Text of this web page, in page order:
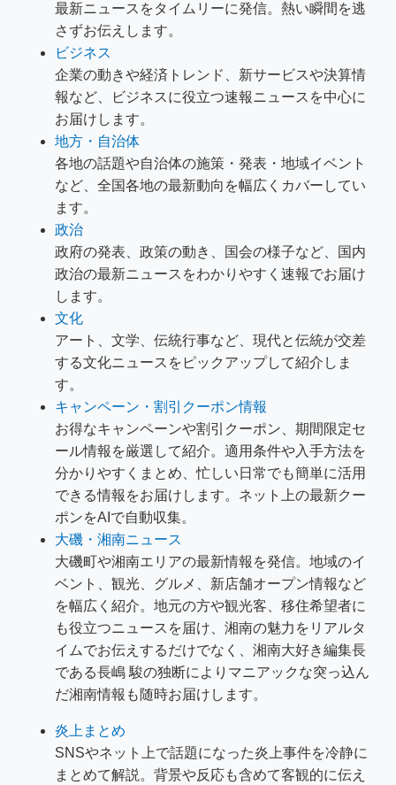
最新ニュースをタイムリーに発信。熱い瞬間を逃
さずお伝えします。
ビジネス
企業の動きや経済トレンド、新サービスや決算情
報など、ビジネスに役立つ速報ニュースを中心に
お届けします。
地方・自治体
各地の話題や自治体の施策・発表・地域イベント
など、全国各地の最新動向を幅広くカバーしてい
ます。
政治
政府の発表、政策の動き、国会の様子など、国内
政治の最新ニュースをわかりやすく速報でお届け
します。
文化
アート、文学、伝統行事など、現代と伝統が交差
する文化ニュースをピックアップして紹介しま
す。
キャンペーン・割引クーポン情報
お得なキャンペーンや割引クーポン、期間限定セ
ール情報を厳選して紹介。適用条件や入手方法を
分かりやすくまとめ、忙しい日常でも簡単に活用
できる情報をお届けします。ネット上の最新クー
ポンをAIで自動収集。
大磯・湘南ニュース
大磯町や湘南エリアの最新情報を発信。地域のイ
ベント、観光、グルメ、新店舗オープン情報など
を幅広く紹介。地元の方や観光客、移住希望者に
も役立つニュースを届け、湘南の魅力をリアルタ
イムでお伝えするだけでなく、湘南大好き編集長
である長嶋 駿の独断によりマニアックな突っ込ん
だ湘南情報も随時お届けします。
炎上まとめ
SNSやネット上で話題になった炎上事件を冷静に
まとめて解説。背景や反応も含めて客観的に伝え